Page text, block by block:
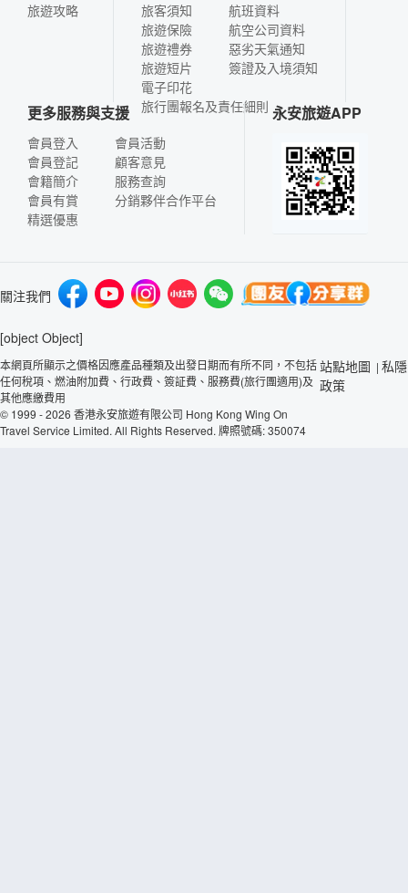
旅遊攻略
旅客須知
旅遊保險
旅遊禮券
旅遊短片
電子印花
航班資料
航空公司資料
惡劣天氣通知
簽證及入境須知
旅行團報名及責任細則
更多服務與支援
會員登入
會員登記
會籍簡介
會員有賞
精選優惠
會員活動
顧客意見
服務查詢
分銷夥伴合作平台
永安旅遊APP
關注我們
[object Object]
本網頁所顯示之價格因應產品種類及出發日期而有所不同，不包括
任何稅項、燃油附加費、行政費、簽証費、服務費(旅行團適用)及
其他應繳費用
© 1999 - 2026 香港永安旅遊有限公司 Hong Kong Wing On
Travel Service Limited. All Rights Reserved. 牌照號碼: 350074
站點地圖 | 私隱
政策